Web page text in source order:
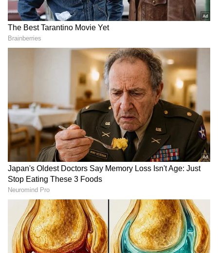
DOWNLOAD APP
RECOMMENDED STORIES